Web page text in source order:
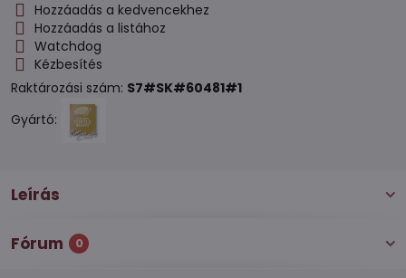
Hozzáadás a kedvencekhez
Hozzáadás a listához
Watchdog
Kézbesítés
Raktározási szám: S7#SK#60481#1
Gyártó:
Leírás
Fórum 0